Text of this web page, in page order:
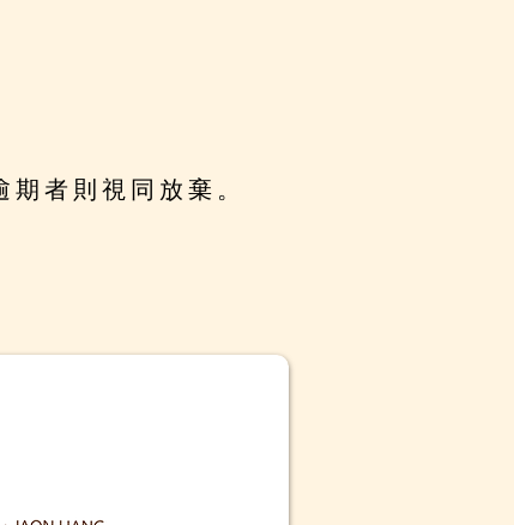
者則視同放棄。